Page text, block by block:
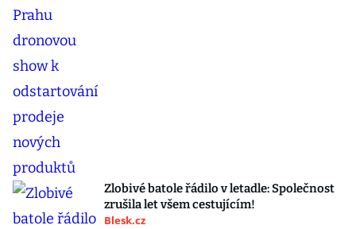
Zlobivé batole řádilo v letadle: Společnost
zrušila let všem cestujícím!
Blesk.cz